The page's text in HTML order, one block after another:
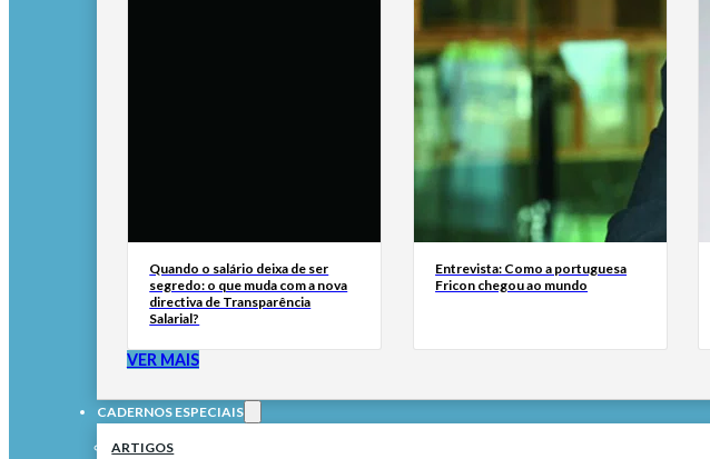
Quando o salário deixa de ser
segredo: o que muda com a nova
directiva de Transparência
Salarial?
Entrevista: Como a portuguesa
Fricon chegou ao mundo
VER MAIS
CADERNOS ESPECIAIS
ARTIGOS